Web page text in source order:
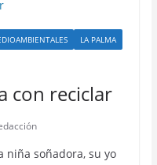
LA PALMA
con reciclar
niña soñadora, su yo